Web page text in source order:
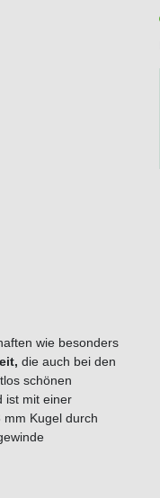
wie besonders
die auch bei den
schönen
ist mit einer
Kugel durch